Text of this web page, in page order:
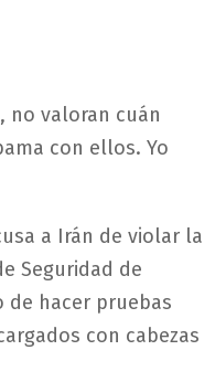
no valoran cuán
con ellos. Yo
a Irán de violar la
Seguridad de
de hacer pruebas
con cabezas